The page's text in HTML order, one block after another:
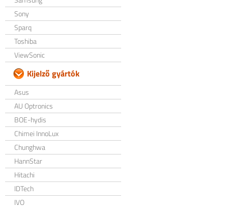
Sony
Sparq
Toshiba
ViewSonic
Kijelző gyártók
Asus
AU Optronics
BOE-hydis
Chimei InnoLux
Chunghwa
HannStar
Hitachi
IDTech
IVO